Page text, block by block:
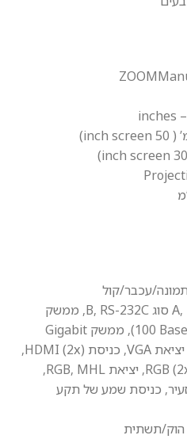
USB 2.0 סוג A, USB 2.0 סוג B, RS-232C, ממשק
Ethernet‏ (‎100 Base-TX / 10 Base-T), ממשק Gigabit
Ethernet‏, כניסת VGA (2x), יציאת VGA, כניסת HDMI (2x),
כניסת Composite, כניסת RGB (2x), יציאת RGB, MHL,
כניסת שמע של תקע
תשתית